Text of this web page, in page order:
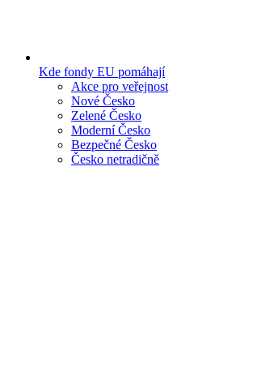
Kde fondy EU pomáhají
Akce pro veřejnost
Nové Česko
Zelené Česko
Moderní Česko
Bezpečné Česko
Česko netradičně